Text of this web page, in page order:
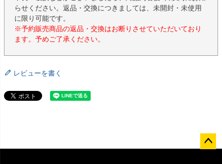
らせください。返品・交換につきましては、未開封・未使用
に限り可能です。
※予約販売商品の返品・交換はお断りさせていただいており
ます。予めご了承ください。
レビューを書く